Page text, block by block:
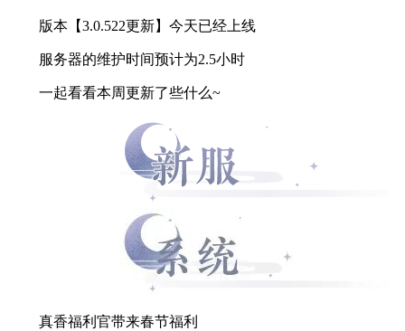
版本【3.0.522更新】今天已经上线
服务器的维护时间预计为2.5小时
一起看看本周更新了些什么~
真香福利官带来春节福利